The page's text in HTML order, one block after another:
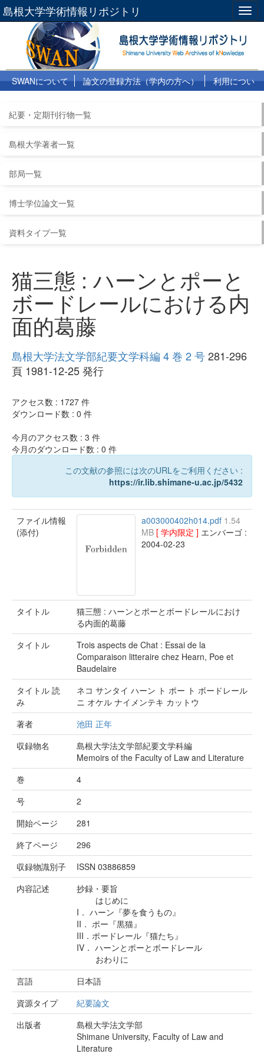
島根大学学術情報リポジトリ
SWANについて 論文の登録方法（学内の方へ）
利用につい
紀要・定期刊行物一覧
島根大学著者一覧
部局一覧
博士学位論文一覧
資料タイプ一覧
猫三態 : ハーンとポーと
ボードレールにおける内
面的葛藤
島根大学法文学部紀要文学科編 4 巻 2 号281-296
頁 1981-12-25 発行
アクセス数 : 1727 件
ダウンロード数 : 0 件
今月のアクセス数 : 3 件
今月のダウンロード数 : 0 件
この文献の参照には次のURLをご利用ください :
https://ir.lib.shimane-u.ac.jp/5432
ファイル情報
(添付)
a003000402h014.pdf 1.54
MB [ 学内限定 ] エンバーゴ :
2004-02-23
タイトル
猫三態 : ハーンとポーとボードレールにおけ
る内面的葛藤
タイトル
Trois aspects de Chat : Essai de la
Comparaison litteraire chez Hearn, Poe et
Baudelaire
タイトル 読
み
ネコ サンタイ ハーン ト ポー ト ボードレール
ニ オケル ナイメンテキ カットウ
著者
池田 正年
収録物名
島根大学法文学部紀要文学科編
Memoirs of the Faculty of Law and Literature
巻
4
号
2
開始ページ
281
終了ページ
296
収録物識別子
ISSN 03886859
内容記述
抄録・要旨
はじめに
I． ハーン『夢を食うもの』
II． ポー『黒猫』
III．ポードレール『猫たち』
IV． ハーンとポーとボードレール
おわりに
言語
日本語
資源タイプ
紀要論文
出版者
島根大学法文学部
Shimane University, Faculty of Law and
Literature